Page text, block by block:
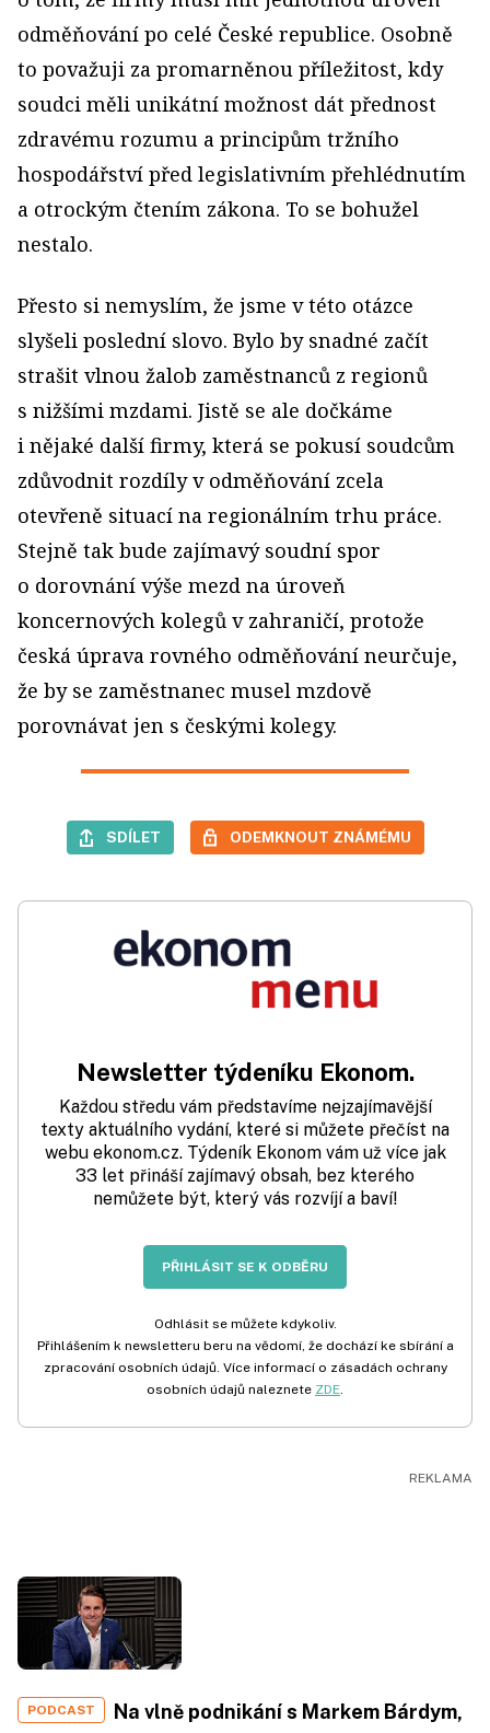
odměňování po celé České republice. Osobně
to považuji za promarněnou příležitost, kdy
soudci měli unikátní možnost dát přednost
zdravému rozumu a principům tržního
hospodářství před legislativním přehlédnutím
a otrockým čtením zákona. To se bohužel
nestalo.
Přesto si nemyslím, že jsme v této otázce
slyšeli poslední slovo. Bylo by snadné začít
strašit vlnou žalob zaměstnanců z regionů
s nižšími mzdami. Jistě se ale dočkáme
i nějaké další firmy, která se pokusí soudcům
zdůvodnit rozdíly v odměňování zcela
otevřeně situací na regionálním trhu práce.
Stejně tak bude zajímavý soudní spor
o dorovnání výše mezd na úroveň
koncernových kolegů v zahraničí, protože
česká úprava rovného odměňování neurčuje,
že by se zaměstnanec musel mzdově
porovnávat jen s českými kolegy.
SDÍLET ODEMKNOUT ZNÁMÉMU
Newsletter týdeníku Ekonom.
Každou středu vám představíme nejzajímavější
texty aktuálního vydání, které si můžete přečíst na
webu ekonom.cz. Týdeník Ekonom vám už více jak
33 let přináší zajímavý obsah, bez kterého
nemůžete být, který vás rozvíjí a baví!
PŘIHLÁSIT SE K ODBĚRU
Odhlásit se můžete kdykoliv.
Přihlášením k newsletteru beru na vědomí, že dochází ke sbírání a
zpracování osobních údajů. Více informací o zásadách ochrany
osobních údajů naleznete ZDE.
PODCAST
Na vlně podnikání s Markem Bárdym,